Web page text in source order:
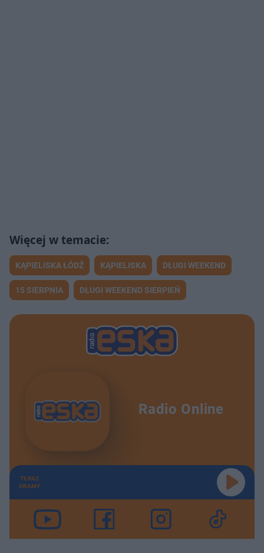
KĄPIELISKA ŁÓDŹ KĄPIELISKA DŁUGI WEEKEND
15 SIERPNIA DŁUGI WEEKEND SIERPIEŃ
Radio Online
TERAZ
GRAMY